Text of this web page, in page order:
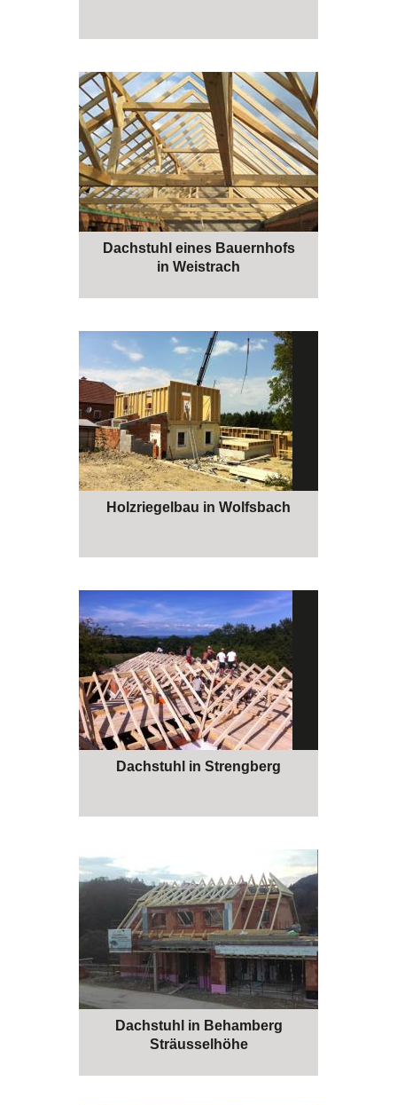
Dachstuhl eines Bauernhofs
in Weistrach
Holzriegelbau in Wolfsbach
Dachstuhl in Strengberg
Dachstuhl in Behamberg
Sträusselhöhe